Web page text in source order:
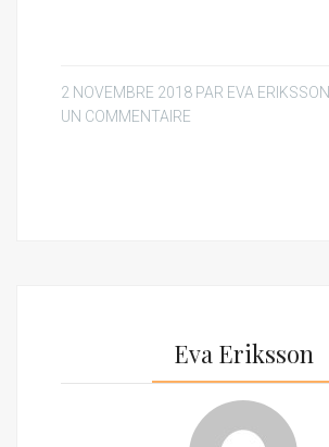
2 NOVEMBRE 2018 PAR EVA ERIKSSON
UN COMMENTAIRE
Eva Eriksson